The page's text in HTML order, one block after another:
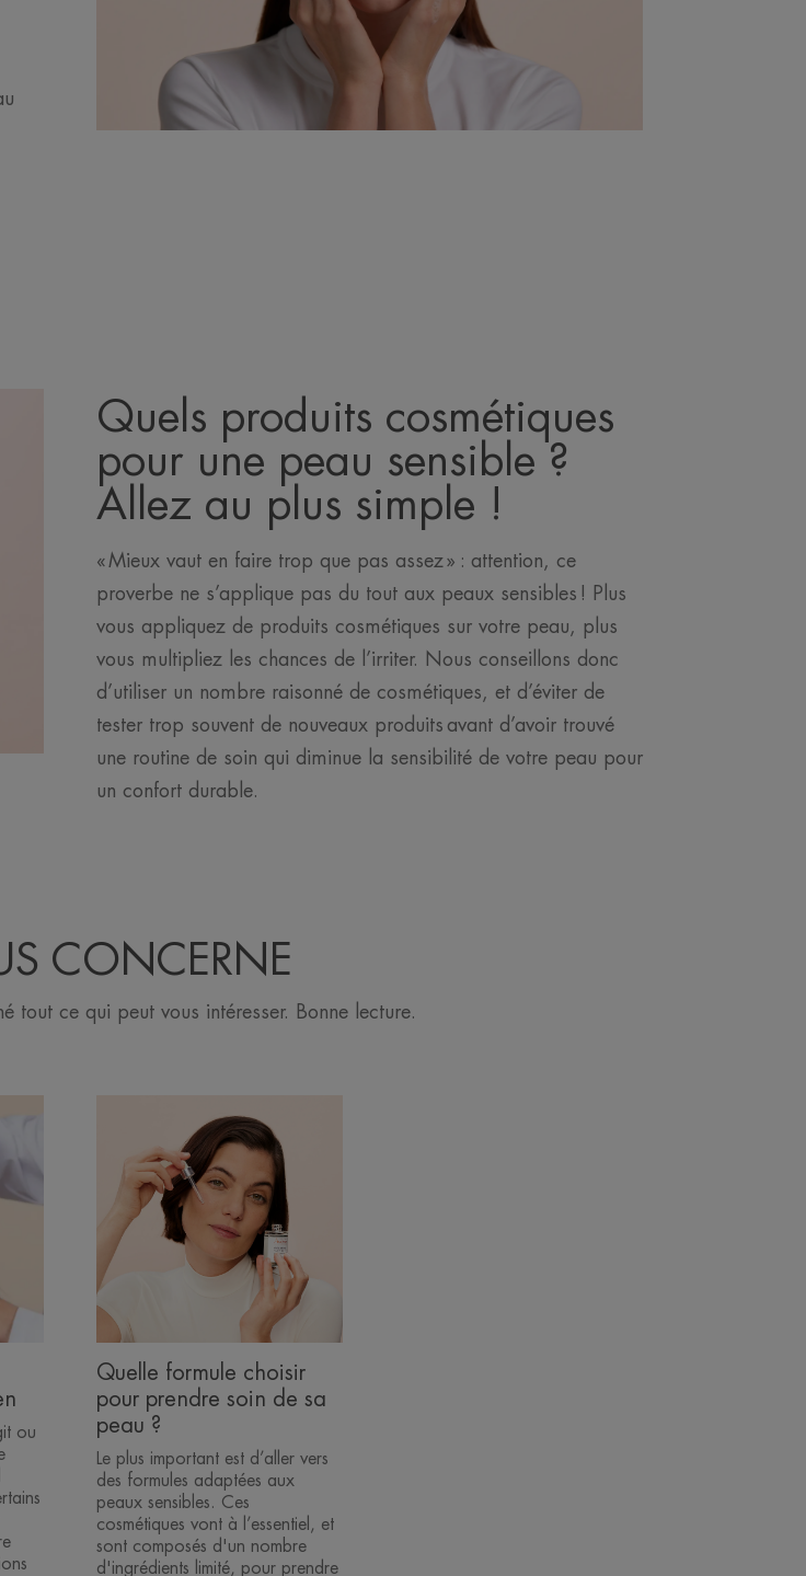
Quels produits cosmétiques
pour une peau sensible ?
Allez au plus simple !
« Mieux vaut en faire trop que pas assez » : attention, ce
proverbe ne s’applique pas du tout aux peaux sensibles ! Plus
vous appliquez de produits cosmétiques sur votre peau, plus
vous multipliez les chances de l’irriter. Nous conseillons donc
d’utiliser un nombre raisonné de cosmétiques, et d’éviter de
tester trop souvent de nouveaux produits avant d’avoir trouvé
une routine de soin qui diminue la sensibilité de votre peau pour
un confort durable.
CONCERNE
tout ce qui peut vous intéresser. Bonne lecture.
ou
produit
Quelle
formule
choisir
pour
prendre
soin
de
sa
peau
?
Quelle formule choisir
pour prendre soin de sa
peau ?
Le plus important est d’aller vers
des formules adaptées aux
peaux sensibles. Ces
cosmétiques vont à l’essentiel, et
sont composés d'un nombre
d'ingrédients limité, pour prendre